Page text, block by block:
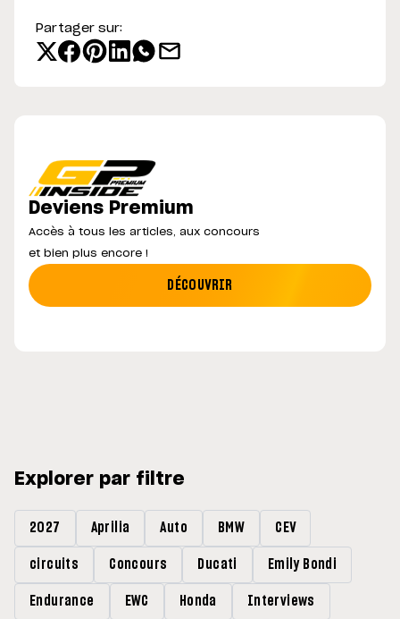
Partager sur:
Deviens Premium
Accès à tous les articles, aux concours
et bien plus encore !
DÉCOUVRIR
Explorer par filtre
2027 Aprilia Auto BMW CEV
circuits Concours Ducati Emily Bondi
Endurance EWC Honda Interviews